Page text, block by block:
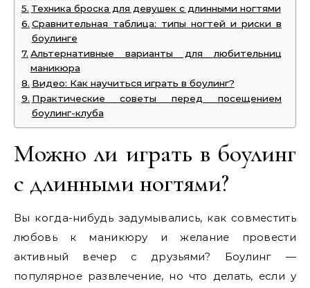
Техника броска для девушек с длинными ногтями
Сравнительная таблица: типы ногтей и риски в
боулинге
Альтернативные варианты для любительниц
маникюра
Видео: Как научиться играть в боулинг?
Практические советы перед посещением
боулинг-клуба
Можно ли играть в боулинг
с длинными ногтями?
Вы когда-нибудь задумывались, как совместить
любовь к маникюру и желание провести
активный вечер с друзьями? Боулинг —
популярное развлечение, но что делать, если у